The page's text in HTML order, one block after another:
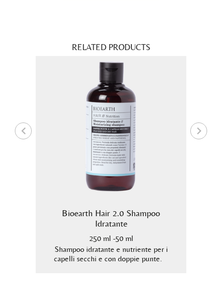
RELATED PRODUCTS
Bioearth Hair 2.0 Shampoo
Idratante
250 ml -50 ml
Shampoo idratante e nutriente per i
capelli secchi e con doppie punte.